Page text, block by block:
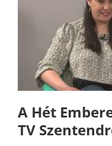
A Hét
TV